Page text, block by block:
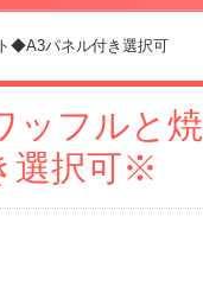
◆A3パネル付き選択可
ッフルと焼
選択可※